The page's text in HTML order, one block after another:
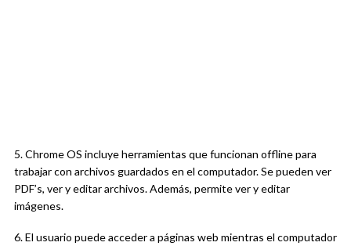
5. Chrome OS incluye herramientas que funcionan offline para
trabajar con archivos guardados en el computador. Se pueden ver
PDF’s, ver y editar archivos. Además, permite ver y editar
imágenes.
6. El usuario puede acceder a páginas web mientras el computador